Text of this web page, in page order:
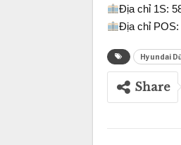
Địa chỉ 1S:
Địa chỉ
Hyundai
Share